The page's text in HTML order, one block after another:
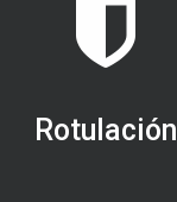
Rotulación